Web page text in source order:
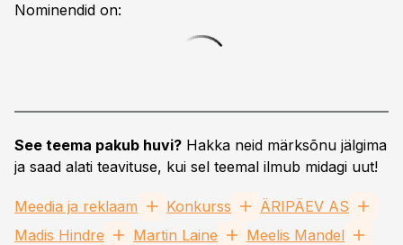
Nominendid on:
See teema pakub huvi? Hakka neid märksõnu jälgima
ja saad alati teavituse, kui sel teemal ilmub midagi uut!
Meedia ja reklaam Konkurss
ÄRIPÄEV AS
Madis Hindre
Martin Laine
Meelis Mandel